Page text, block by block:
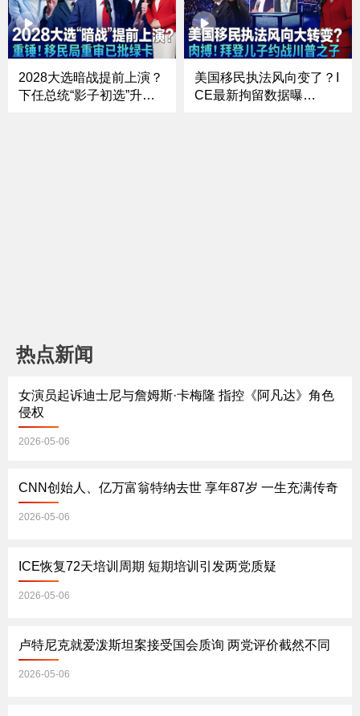
投票恐被判十余年｜夏奇
拉免费演唱会200万人狂
欢《中文正点》26.5.3
速替补上任；“ICE”或改
名“NICE” 执法形象会变
吗？《中文焦点》4/30
2028大选暗战提前上演？
下任总统“影子初选”升
美国移民执法风向变了？I
CE最新拘留数据曝
热点新闻
女演员起诉迪士尼与詹姆斯·卡梅隆 指控《阿凡达》角色
侵权
2026-05-06
CNN创始人、亿万富翁特纳去世 享年87岁 一生充满传奇
2026-05-06
ICE恢复72天培训周期 短期培训引发两党质疑
2026-05-06
卢特尼克就爱泼斯坦案接受国会质询 两党评价截然不同
2026-05-06